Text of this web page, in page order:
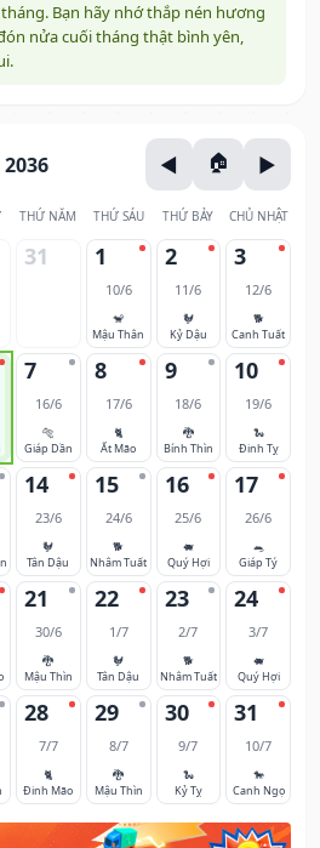
Bạn hãy nhớ thắp nén hương
nửa cuối tháng thật bình yên,
THỨ NĂM THỨ SÁU THỨ BẢY CHỦ NHẬT
31 1
10/6
🐒
Mậu Thân
2
11/6
🐓
Kỷ Dậu
3
12/6
🐕
Canh Tuất
7
16/6
🐅
Giáp Dần
8
17/6
🐈
Ất Mão
9
18/6
🐉
Bính Thìn
10
19/6
🐍
Đinh Tỵ
14
23/6
🐓
Tân Dậu
15
24/6
🐕
Nhâm Tuất
16
25/6
🐖
Quý Hợi
17
26/6
🐀
Giáp Tý
21
30/6
🐉
Mậu Thìn
22
1/7
🐓
Tân Dậu
23
2/7
🐕
Nhâm Tuất
24
3/7
🐖
Quý Hợi
28
7/7
🐈
Đinh Mão
29
8/7
🐉
Mậu Thìn
30
9/7
🐍
Kỷ Tỵ
31
10/7
🐎
Canh Ngọ